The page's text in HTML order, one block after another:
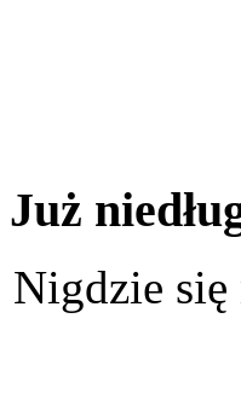
Już
Nigdzie